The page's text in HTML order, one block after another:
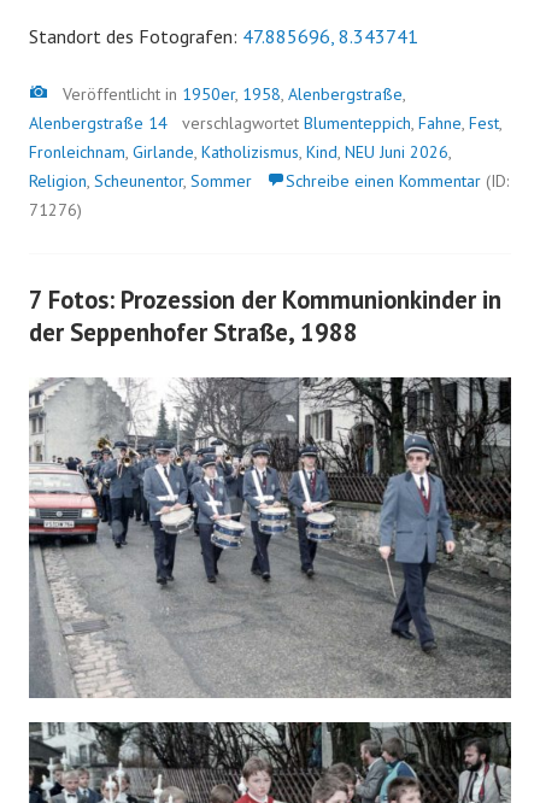
Standort des Fotografen: 47.885696, 8.343741
Bild
Veröffentlicht in 1950er, 1958, Alenbergstraße,
Alenbergstraße 14
verschlagwortet Blumenteppich, Fahne, Fest,
Fronleichnam, Girlande, Katholizismus, Kind, NEU Juni 2026,
Religion, Scheunentor, Sommer Schreibe einen Kommentar (ID:
71276)
7 Fotos: Prozession der Kommunionkinder in
der Seppenhofer Straße, 1988